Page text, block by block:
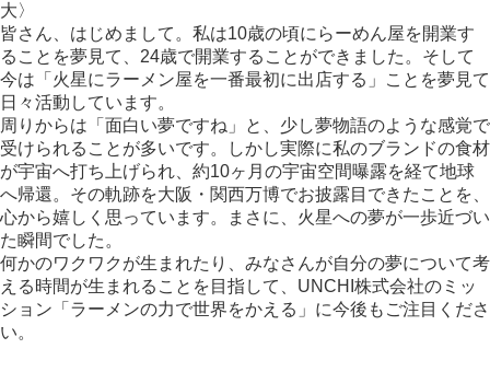
大〉
皆さん、はじめまして。私は10歳の頃にらーめん屋を開業す
ることを夢見て、24歳で開業することができました。そして
今は「火星にラーメン屋を一番最初に出店する」ことを夢見て
日々活動しています。
周りからは「面白い夢ですね」と、少し夢物語のような感覚で
受けられることが多いです。しかし実際に私のブランドの食材
が宇宙へ打ち上げられ、約10ヶ月の宇宙空間曝露を経て地球
へ帰還。その軌跡を大阪・関西万博でお披露目できたことを、
心から嬉しく思っています。まさに、火星への夢が一歩近づい
た瞬間でした。
何かのワクワクが生まれたり、みなさんが自分の夢について考
える時間が生まれることを目指して、UNCHI株式会社のミッ
ション「ラーメンの力で世界をかえる」に今後もご注目くださ
い。